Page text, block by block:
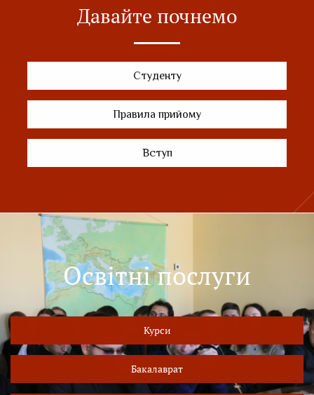
Давайте почнемо
Студенту
Правила прийому
Вступ
Освітні послуги
Курси
Бакалаврат